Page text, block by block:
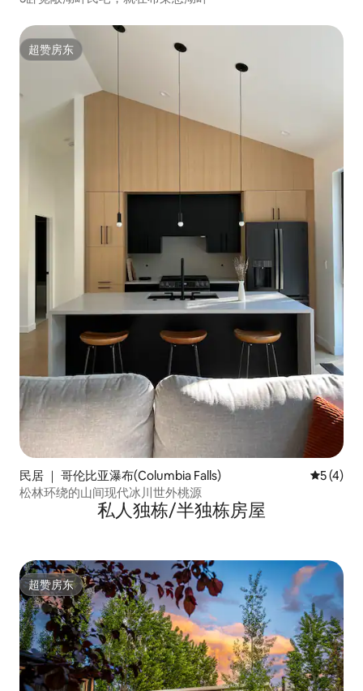
超赞房东
超赞房东
民居 ｜ 哥伦比亚瀑布(Columbia Falls) 平均评分
5 (4)
松林环绕的山间现代冰川世外桃源
私人独栋/半独栋房屋
超赞房东
超赞房东